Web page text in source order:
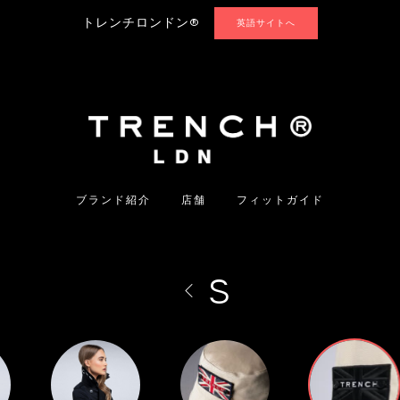
トレンチロンドン® 英語サイトへ
ブランド紹介 店舗 フィットガイド
S